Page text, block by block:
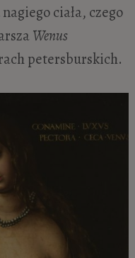
ciała, czego
Wenus
petersburskich.